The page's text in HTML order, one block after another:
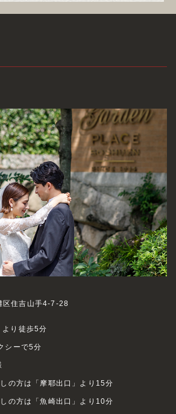
住吉山手4-7-28
より徒歩5分
シーで5分
方は「摩耶出口」より15分
方は「魚崎出口」より10分